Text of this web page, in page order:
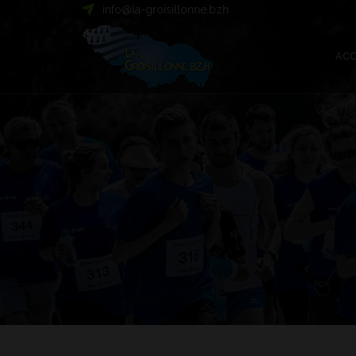
info@la-groisillonne.bzh